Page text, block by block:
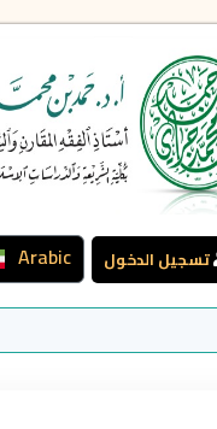
تسجيل الدخول Arabic